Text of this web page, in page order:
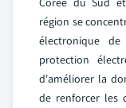
région se
électronique
protection
d'améliorer la
de renforcer les